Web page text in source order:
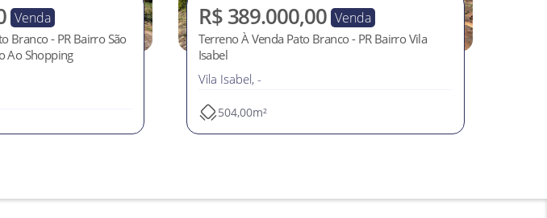
Venda
Branco - PR Bairro São
Ao Shopping
R$ 389.000,00 Venda
Terreno À Venda Pato Branco - PR Bairro Vila
Isabel
Vila Isabel, -
504,00m²